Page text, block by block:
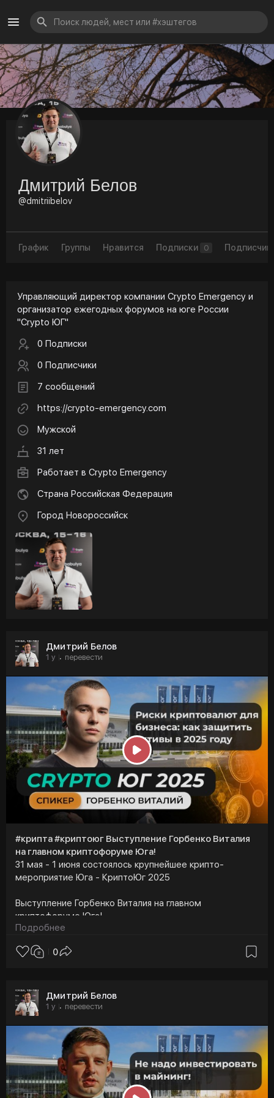
Дмитрий Белов
@dmitriibelov
График Группы Нравится Подписки 0
Управляющий директор компании Crypto Emergency и
организатор ежегодных форумов на юге России
"Crypto ЮГ"
0 Подписки
0 Подписчики
7 сообщений
https://crypto-emergency.com
Мужской
31 лет
Работает в Crypto Emergency
Страна Российская Федерация
Город Новороссийск
Дмитрий Белов
1 y · перевести
P
l
a
y
#крипта #криптоюг Выступление Горбенко Виталия
на главном криптофоруме Юга!
31 мая - 1 июня состоялось крупнейшее крипто-
мероприятие Юга - КриптоЮг 2025
Выступление Горбенко Виталия на главном
криптофоруме Юга!
Мы благодарны каждому участнику и гостю форума -
это самое масштабное наше мероприятие на
сегодняшний день, и мы не собираемся
останавливаться! Уже сейчас открыта продажа
стендов и билетов на 6-7 июня 2026 года - успейте по
самым лучшим ценам 😉
Больше информации о форуме на сайте:
Подробнее
0
Дмитрий Белов
1 y · перевести